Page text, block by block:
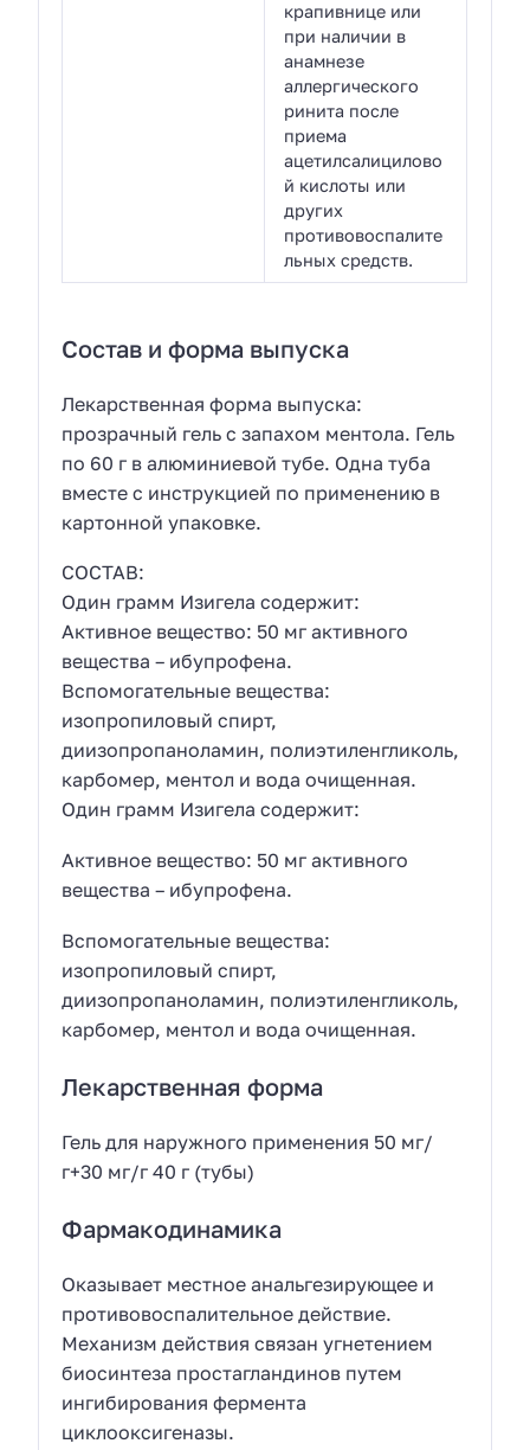
крапивнице или
при наличии в
анамнезе
аллергического
ринита после
приема
ацетилсалицилово
й кислоты или
других
противовоспалите
льных средств.
Состав и форма выпуска
Лекарственная форма выпуска:
прозрачный гель с запахом ментола. Гель
по 60 г в алюминиевой тубе. Одна туба
вместе с инструкцией по применению в
картонной упаковке.
СОСТАВ:
Один грамм Изигела содержит:
Активное вещество: 50 мг активного
вещества – ибупрофена.
Вспомогательные вещества:
изопропиловый спирт,
диизопропаноламин, полиэтиленгликоль,
карбомер, ментол и вода очищенная.
Один грамм Изигела содержит:
Активное вещество: 50 мг активного
вещества – ибупрофена.
Вспомогательные вещества:
изопропиловый спирт,
диизопропаноламин, полиэтиленгликоль,
карбомер, ментол и вода очищенная.
Лекарственная форма
Гель для наружного применения 50 мг/
г+30 мг/г 40 г (тубы)
Фармакодинамика
Оказывает местное анальгезирующее и
противовоспалительное действие.
Механизм действия связан угнетением
биосинтеза простагландинов путем
ингибирования фермента
циклооксигеназы.